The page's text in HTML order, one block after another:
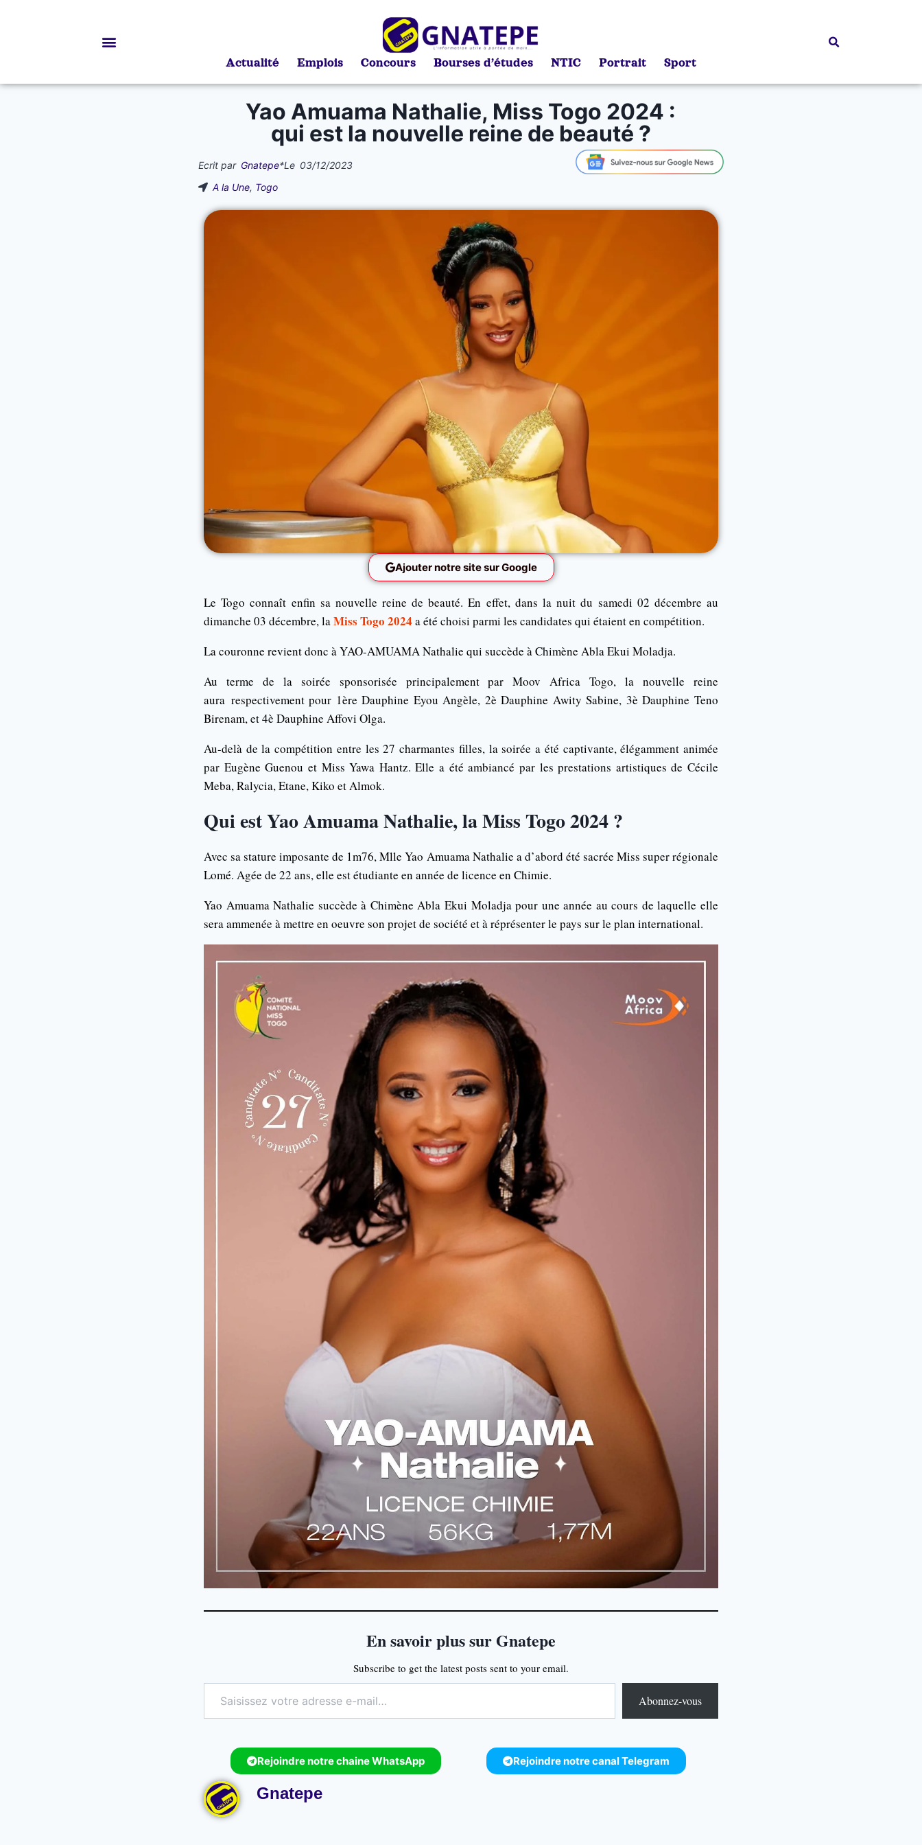
Actualité Emplois Concours Bourses d’études NTIC Portrait Sport
Yao Amuama Nathalie, Miss Togo 2024 :
qui est la nouvelle reine de beauté ?
Ecrit par Gnatepe*Le 03/12/2023
A la Une, Togo
Ajouter notre site sur Google
Le Togo connaît enfin sa nouvelle reine de beauté. En effet, dans la nuit du samedi 02 décembre au
dimanche 03 décembre, laMiss Togo 2024 a été choisi parmi les candidates qui étaient en compétition.
La couronne revient donc à YAO-AMUAMA Nathalie qui succède à Chimène Abla Ekui Moladja.
Au terme de la soirée sponsorisée principalement par Moov Africa Togo, la nouvelle reine
aura respectivement pour 1ère Dauphine Eyou Angèle, 2è Dauphine Awity Sabine, 3è Dauphine Teno
Birenam, et 4è Dauphine Affovi Olga.
Au-delà de la compétition entre les 27 charmantes filles, la soirée a été captivante, élégamment animée
par Eugène Guenou et Miss Yawa Hantz. Elle a été ambiancé par les prestations artistiques de Cécile
Meba, Ralycia, Etane, Kiko et Almok.
Qui est Yao Amuama Nathalie, la Miss Togo 2024 ?
Avec sa stature imposante de 1m76, Mlle Yao Amuama Nathalie a d’abord été sacrée Miss super régionale
Lomé. Agée de 22 ans, elle est étudiante en année de licence en Chimie.
Yao Amuama Nathalie succède à Chimène Abla Ekui Moladja pour une année au cours de laquelle elle
sera ammenée à mettre en oeuvre son projet de société et à réprésenter le pays sur le plan international.
En savoir plus sur Gnatepe
Subscribe to get the latest posts sent to your email.
Abonnez-vous
Rejoindre notre chaine WhatsApp Rejoindre notre canal Telegram
Gnatepe